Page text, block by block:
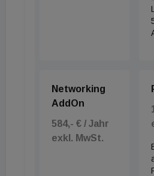
Networking
AddOn
584,- € / Jahr
exkl. MwSt.